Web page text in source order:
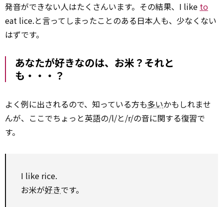
発音ができない人はたくさんいます。その結果、I like to
eat lice.と言ってしまったことのある日本人も、少なくない
はずです。
あなたが好きなのは、お米？それと
も・・・？
よく例に出されるので、知っている方も多いかもしれませ
んが、ここでちょっと英語の/l/と/r/の音に関する復習で
す。
I like rice.
お米が好きです。